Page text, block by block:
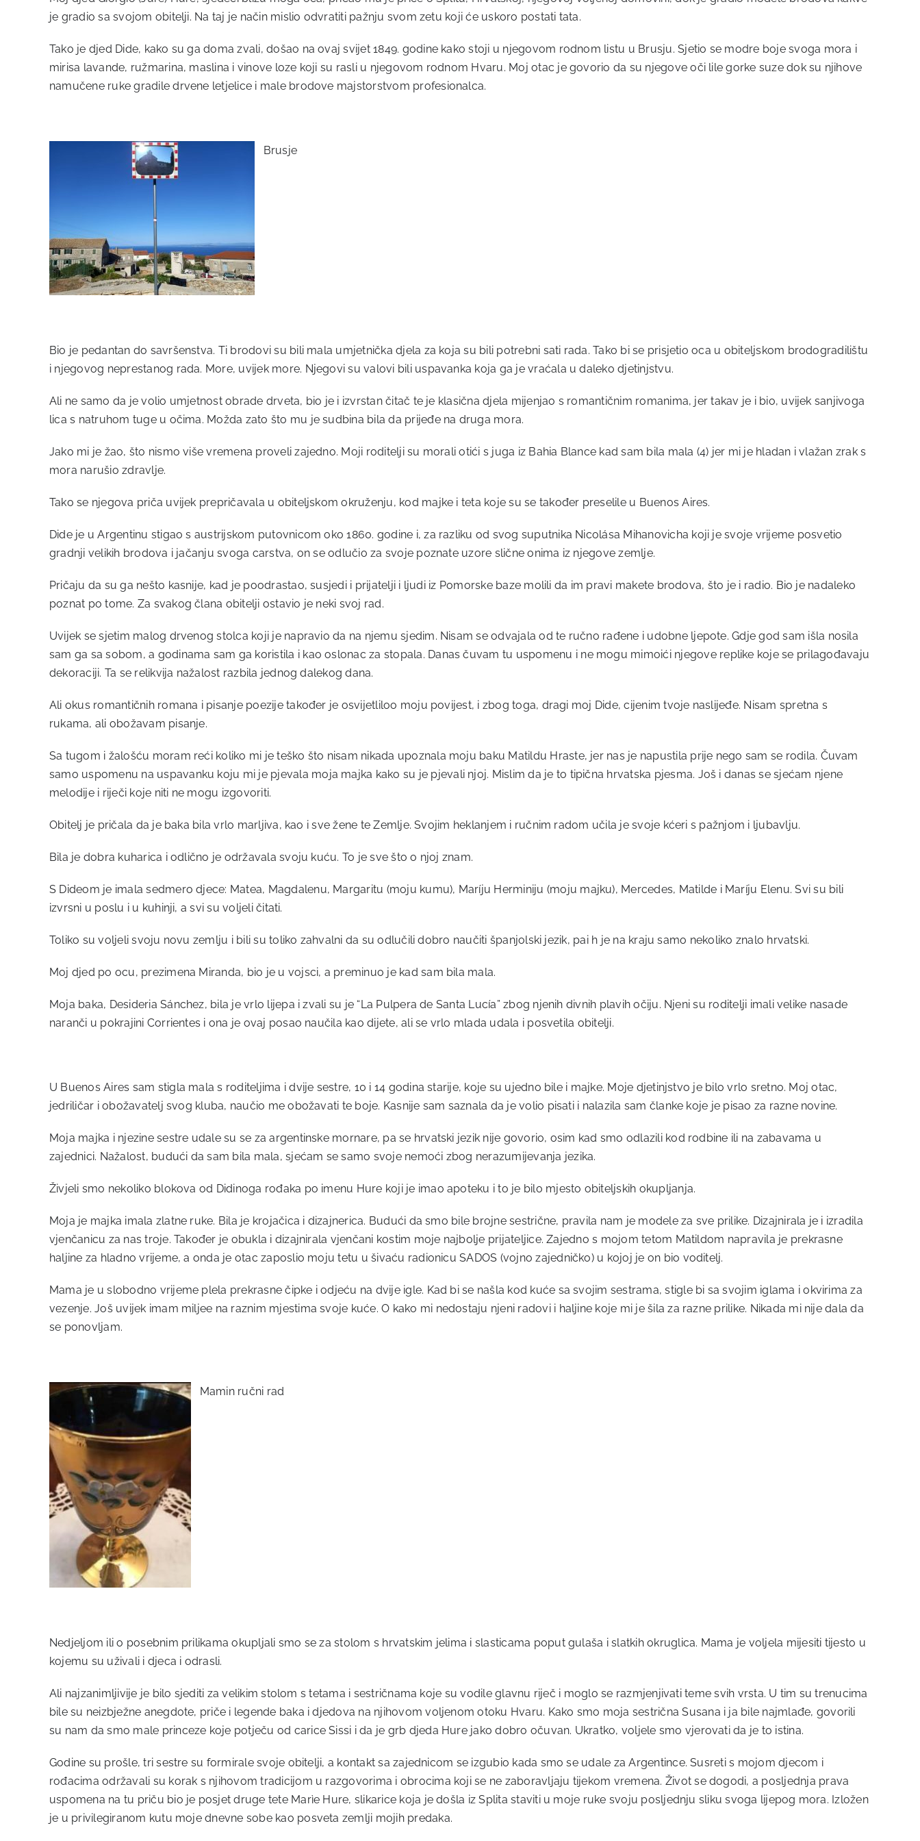
je gradio sa svojom obitelji. Na taj je način mislio odvratiti pažnju svom zetu koji će uskoro postati tata.
Tako je djed Dide, kako su ga doma zvali, došao na ovaj svijet 1849. godine kako stoji u njegovom rodnom listu u Brusju. Sjetio se modre boje svoga mora i
mirisa lavande, ružmarina, maslina i vinove loze koji su rasli u njegovom rodnom Hvaru. Moj otac je govorio da su njegove oči lile gorke suze dok su njihove
namučene ruke gradile drvene letjelice i male brodove majstorstvom profesionalca.
Brusje
Bio je pedantan do savršenstva. Ti brodovi su bili mala umjetnička djela za koja su bili potrebni sati rada. Tako bi se prisjetio oca u obiteljskom brodogradilištu
i njegovog neprestanog rada. More, uvijek more. Njegovi su valovi bili uspavanka koja ga je vraćala u daleko djetinjstvu.
Ali ne samo da je volio umjetnost obrade drveta, bio je i izvrstan čitač te je klasična djela mijenjao s romantičnim romanima, jer takav je i bio, uvijek sanjivoga
lica s natruhom tuge u očima. Možda zato što mu je sudbina bila da prijeđe na druga mora.
Jako mi je žao, što nismo više vremena proveli zajedno. Moji roditelji su morali otići s juga iz Bahia Blance kad sam bila mala (4) jer mi je hladan i vlažan zrak s
mora narušio zdravlje.
Tako se njegova priča uvijek prepričavala u obiteljskom okruženju, kod majke i teta koje su se također preselile u Buenos Aires.
Dide je u Argentinu stigao s austrijskom putovnicom oko 1860. godine i, za razliku od svog suputnika Nicolása Mihanovicha koji je svoje vrijeme posvetio
gradnji velikih brodova i jačanju svoga carstva, on se odlučio za svoje poznate uzore slične onima iz njegove zemlje.
Pričaju da su ga nešto kasnije, kad je poodrastao, susjedi i prijatelji i ljudi iz Pomorske baze molili da im pravi makete brodova, što je i radio. Bio je nadaleko
poznat po tome. Za svakog člana obitelji ostavio je neki svoj rad.
Uvijek se sjetim malog drvenog stolca koji je napravio da na njemu sjedim. Nisam se odvajala od te ručno rađene i udobne ljepote. Gdje god sam išla nosila
sam ga sa sobom, a godinama sam ga koristila i kao oslonac za stopala. Danas čuvam tu uspomenu i ne mogu mimoići njegove replike koje se prilagođavaju
dekoraciji. Ta se relikvija nažalost razbila jednog dalekog dana.
Ali okus romantičnih romana i pisanje poezije također je osvijetliloo moju povijest, i zbog toga, dragi moj Dide, cijenim tvoje naslijeđe. Nisam spretna s
rukama, ali obožavam pisanje.
Sa tugom i žalošću moram reći koliko mi je teško što nisam nikada upoznala moju baku Matildu Hraste, jer nas je napustila prije nego sam se rodila. Čuvam
samo uspomenu na uspavanku koju mi ​​je pjevala moja majka kako su je pjevali njoj. Mislim da je to tipična hrvatska pjesma. Još i danas se sjećam njene
melodije i riječi koje niti ne mogu izgovoriti.
Obitelj je pričala da je baka bila vrlo marljiva, kao i sve žene te Zemlje. Svojim heklanjem i ručnim radom učila je svoje kćeri s pažnjom i ljubavlju.
Bila je dobra kuharica i odlično je održavala svoju kuću. To je sve što o njoj znam.
S Dideom je imala sedmero djece: Matea, Magdalenu, Margaritu (moju kumu), Maríju Herminiju (moju majku), Mercedes, Matilde i Maríju Elenu. Svi su bili
izvrsni u poslu i u kuhinji, a svi su voljeli čitati.
Toliko su voljeli svoju novu zemlju i bili su toliko zahvalni da su odlučili dobro naučiti španjolski jezik, pai h je na kraju samo nekoliko znalo hrvatski.
Moj djed po ocu, prezimena Miranda, bio je u vojsci, a preminuo je kad sam bila mala.
Moja baka, Desideria Sánchez, bila je vrlo lijepa i zvali su je “La Pulpera de Santa Lucía” zbog njenih divnih plavih očiju. Njeni su roditelji imali velike nasade
naranči u pokrajini Corrientes i ona je ovaj posao naučila kao dijete, ali se vrlo mlada udala i posvetila obitelji.
U Buenos Aires sam stigla mala s roditeljima i dvije sestre, 10 i 14 godina starije, koje su ujedno bile i majke. Moje djetinjstvo je bilo vrlo sretno. Moj otac,
jedriličar i obožavatelj svog kluba, naučio me obožavati te boje. Kasnije sam saznala da je volio pisati i nalazila sam članke koje je pisao za razne novine.
Moja majka i njezine sestre udale su se za argentinske mornare, pa se hrvatski jezik nije govorio, osim kad smo odlazili kod rodbine ili na zabavama u
zajednici. Nažalost, budući da sam bila mala, sjećam se samo svoje nemoći zbog nerazumijevanja jezika.
Živjeli smo nekoliko blokova od Didinoga rođaka po imenu Hure koji je imao apoteku i to je bilo mjesto obiteljskih okupljanja.
Moja je majka imala zlatne ruke. Bila je krojačica i dizajnerica. Budući da smo bile brojne sestrične, pravila nam je modele za sve prilike. Dizajnirala je i izradila
vjenčanicu za nas troje. Također je obukla i dizajnirala vjenčani kostim moje najbolje prijateljice. Zajedno s mojom tetom Matildom napravila je prekrasne
haljine za hladno vrijeme, a onda je otac zaposlio moju tetu u šivaću radionicu SADOS (vojno zajedničko) u kojoj je on bio voditelj.
Mama je u slobodno vrijeme plela prekrasne čipke i odjeću na dvije igle. Kad bi se našla kod kuće sa svojim sestrama, stigle bi sa svojim iglama i okvirima za
vezenje. Još uvijek imam miljee na raznim mjestima svoje kuće. O kako mi nedostaju njeni radovi i haljine koje mi je šila za razne prilike. Nikada mi nije dala da
se ponovljam.
Mamin ručni rad
Nedjeljom ili o posebnim prilikama okupljali smo se za stolom s hrvatskim jelima i slasticama poput gulaša i slatkih okruglica. Mama je voljela mijesiti tijesto u
kojemu su uživali i djeca i odrasli.
Ali najzanimljivije je bilo sjediti za velikim stolom s tetama i sestričnama koje su vodile glavnu riječ i moglo se razmjenjivati ​​teme svih vrsta. U tim su trenucima
bile su neizbježne anegdote, priče i legende baka i djedova na njihovom voljenom otoku Hvaru. Kako smo moja sestrična Susana i ja bile najmlađe, govorili
su nam da smo male princeze koje potječu od carice Sissi i da je grb djeda Hure jako dobro očuvan. Ukratko, voljele smo vjerovati da je to istina.
Godine su prošle, tri sestre su formirale svoje obitelji, a kontakt sa zajednicom se izgubio kada smo se udale za Argentince. Susreti s mojom djecom i
rođacima održavali su korak s njihovom tradicijom u razgovorima i obrocima koji se ne zaboravljaju tijekom vremena. Život se dogodi, a posljednja prava
uspomena na tu priču bio je posjet druge tete Marìe Hure, slikarice koja je došla iz Splita staviti u moje ruke svoju posljednju sliku svoga lijepog mora. Izložen
je u privilegiranom kutu moje dnevne sobe kao posveta zemlji mojih predaka.